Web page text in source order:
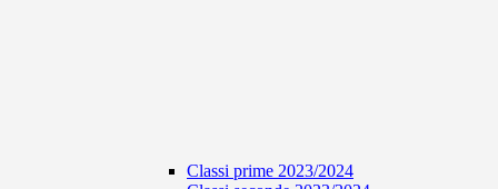
Classi prime 2023/2024